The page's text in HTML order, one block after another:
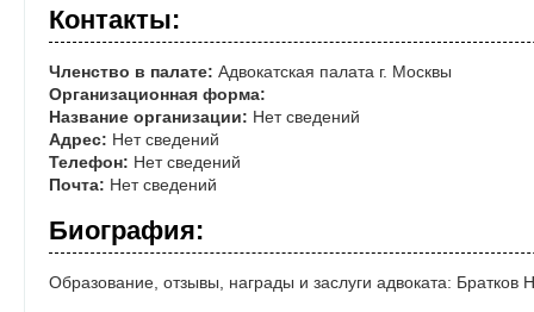
Контакты:
Членство в палате: Адвокатская палата г. Москвы
Организационная форма:
Название организации: Нет сведений
Адрес: Нет сведений
Телефон: Нет сведений
Почта: Нет сведений
Биография:
Образование, отзывы, награды и заслуги адвоката: Братков